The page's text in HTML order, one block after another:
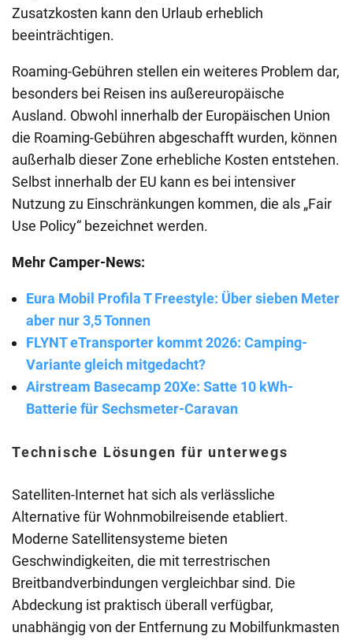
Zusatzkosten kann den Urlaub erheblich
beeinträchtigen.
Roaming-Gebühren stellen ein weiteres Problem dar,
besonders bei Reisen ins außereuropäische
Ausland. Obwohl innerhalb der Europäischen Union
die Roaming-Gebühren abgeschafft wurden, können
außerhalb dieser Zone erhebliche Kosten entstehen.
Selbst innerhalb der EU kann es bei intensiver
Nutzung zu Einschränkungen kommen, die als „Fair
Use Policy“ bezeichnet werden.
Mehr Camper-News:
Eura Mobil Profila T Freestyle: Über sieben Meter
aber nur 3,5 Tonnen
FLYNT eTransporter kommt 2026: Camping-
Variante gleich mitgedacht?
Airstream Basecamp 20Xe: Satte 10 kWh-
Batterie für Sechsmeter-Caravan
Technische Lösungen für unterwegs
Satelliten-Internet hat sich als verlässliche
Alternative für Wohnmobilreisende etabliert.
Moderne Satellitensysteme bieten
Geschwindigkeiten, die mit terrestrischen
Breitbandverbindungen vergleichbar sind. Die
Abdeckung ist praktisch überall verfügbar,
unabhängig von der Entfernung zu Mobilfunkmasten